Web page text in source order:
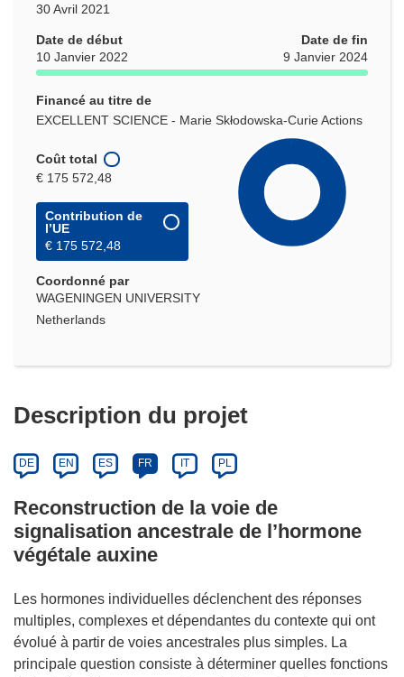
30 Avril 2021
Date de début
10 Janvier 2022
Date de fin
9 Janvier 2024
Financé au titre de
EXCELLENT SCIENCE - Marie Skłodowska-Curie Actions
Coût total
€ 175 572,48
Contribution de
l’UE
€ 175 572,48
Coordonné par
WAGENINGEN UNIVERSITY
Netherlands
Description du projet
DE EN ES FR IT PL
Reconstruction de la voie de
signalisation ancestrale de l’hormone
végétale auxine
Les hormones individuelles déclenchent des réponses
multiples, complexes et dépendantes du contexte qui ont
évolué à partir de voies ancestrales plus simples. La
principale question consiste à déterminer quelles fonctions